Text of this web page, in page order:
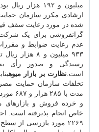
میلیون و ۱۹۲
ارشادی مکرر سازمان
شده در مورد رعایت سقف
گرانفروشی برای یک شرکت
۹۳۳ میلیون و
رسیدگی و صدور رأی
است.نظارت بر بازار میوه
تخلفات سازمان حمایت
مدت
و خرده فروش و بازارهای
خاص انجام پذیرفته است.